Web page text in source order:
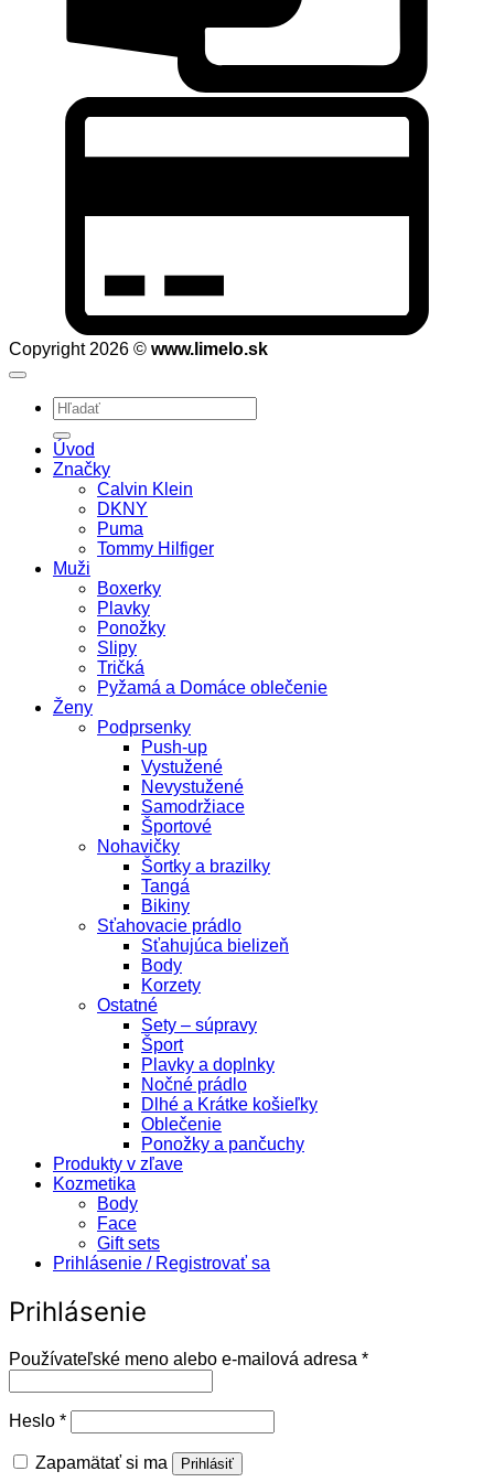
Copyright 2026 © www.limelo.sk
Hľadať:
Úvod
Značky
Calvin Klein
DKNY
Puma
Tommy Hilfiger
Muži
Boxerky
Plavky
Ponožky
Slipy
Tričká
Pyžamá a Domáce oblečenie
Ženy
Podprsenky
Push-up
Vystužené
Nevystužené
Samodržiace
Športové
Nohavičky
Šortky a brazilky
Tangá
Bikiny
Sťahovacie prádlo
Sťahujúca bielizeň
Body
Korzety
Ostatné
Sety – súpravy
Šport
Plavky a doplnky
Nočné prádlo
Dlhé a Krátke košieľky
Oblečenie
Ponožky a pančuchy
Produkty v zľave
Kozmetika
Body
Face
Gift sets
Prihlásenie / Registrovať sa
Prihlásenie
Používateľské meno alebo e-mailová adresa *Povinné
Heslo *Povinné
Zapamätať si ma Prihlásiť